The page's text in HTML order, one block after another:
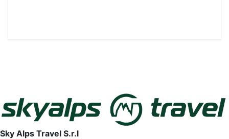
Sky Alps Travel S.r.l